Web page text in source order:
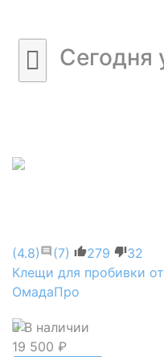
Сегодня
(4.8) (7) 279
32
Клещи для пробивки
ОмадаПро
В наличии
19 500 ₽